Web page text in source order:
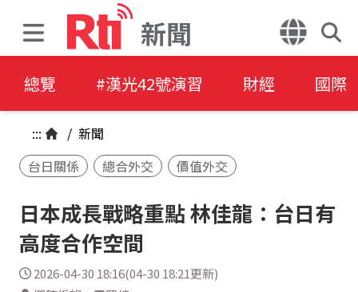
新聞
總覽 #漢光42號演習 財經 國際
::: / 新聞
台日關係
總合外交 價值外交
日本成長戰略重點 林佳龍：台日有
高度合作空間
2026-04-30 18:16(04-30 18:21更新)